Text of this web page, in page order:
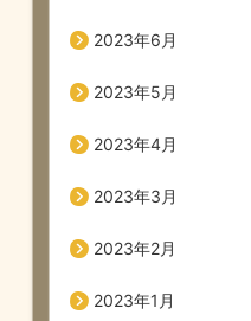
2023年6月
2023年5月
2023年4月
2023年3月
2023年2月
2023年1月